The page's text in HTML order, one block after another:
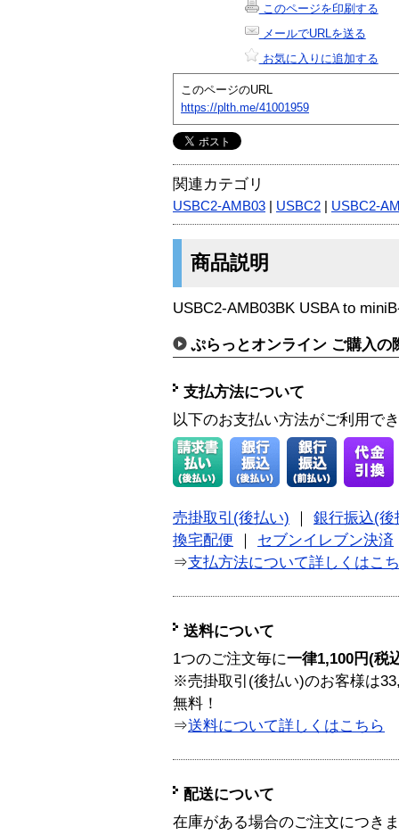
このページを印刷する
メールでURLを送る
お気に入りに追加する
このページのURL
https://plth.me/41001959
関連カテゴリ
USBC2-AMB03 USBC2 USBC2-
商品説明
USBC2-AMB03BK USBA to
ぷらっとオンライン ご購入の
支払方法について
以下のお支払い方法がご利用で
売掛取引(後払い)
銀行振込(後
換宅配便
セブンイレブン決済
⇒支払方法について詳しくはこ
送料について
1つのご注文毎に一律1,100円(税
※売掛取引(後払い)のお客様は
無料！
⇒送料について詳しくはこちら
配送について
在庫がある場合のご注文につき